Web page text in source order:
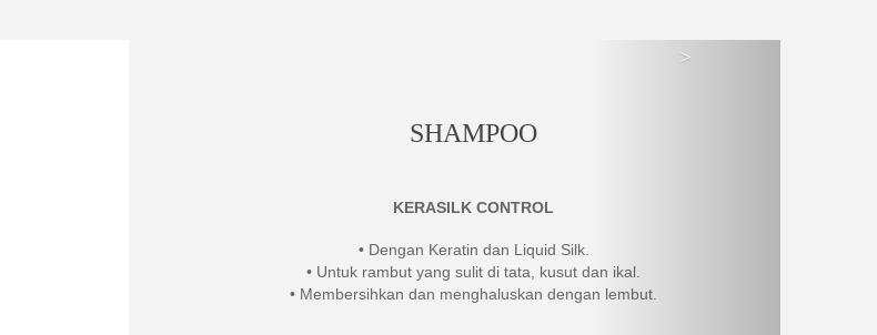
SHAMPOO
KERASILK CONTROL
• Dengan Keratin dan Liquid Silk.
• Untuk rambut yang sulit di tata, kusut dan ikal.
• Membersihkan dan menghaluskan dengan lembut.
>